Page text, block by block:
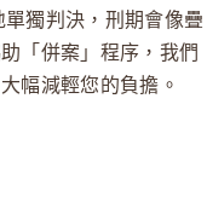
獨判決，刑期會像疊
「併案」程序，我們
幅減輕您的負擔。